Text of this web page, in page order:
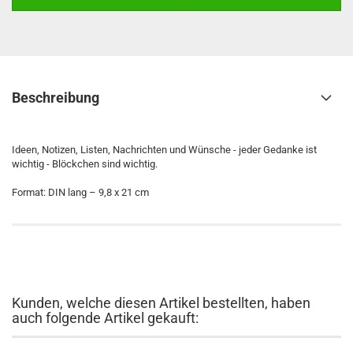
Beschreibung
Ideen, Notizen, Listen, Nachrichten und Wünsche - jeder Gedanke ist
wichtig - Blöckchen sind wichtig.
Format: DIN lang – 9,8 x 21 cm
Kunden, welche diesen Artikel bestellten, haben
auch folgende Artikel gekauft: